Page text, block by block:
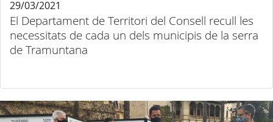
El Departament de Territori del Consell recull les
necessitats de cada un dels municipis de la serra
de Tramuntana
29/03/2021